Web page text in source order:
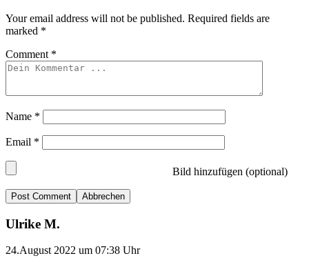
Your email address will not be published. Required fields are
marked *
Comment *
Name *
Email *
Bild hinzufügen (optional)
Abbrechen
Ulrike M.
24.August 2022 um 07:38 Uhr